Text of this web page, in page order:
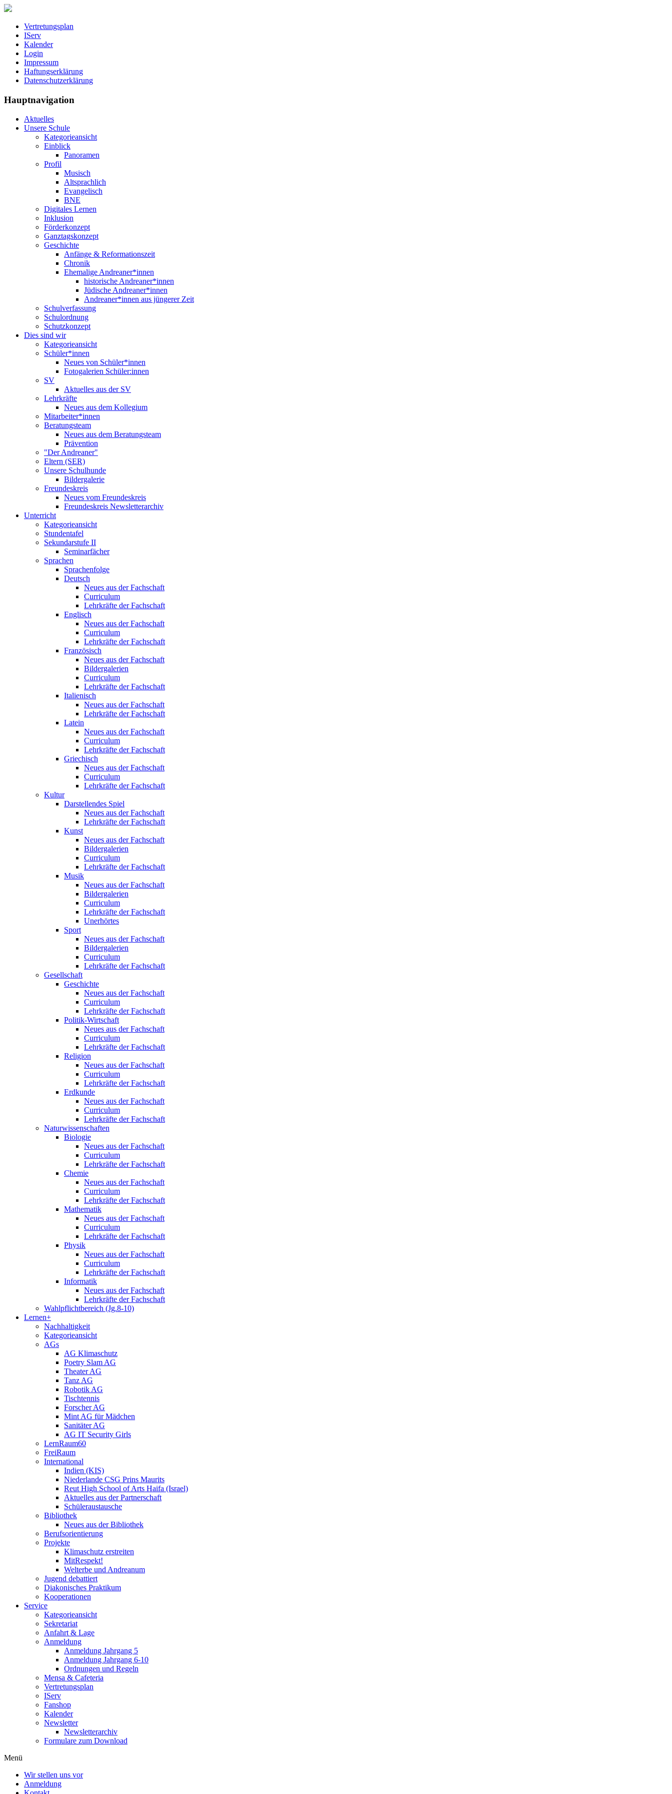
Vertretungsplan
IServ
Kalender
Login
Impressum
Haftungserklärung
Datenschutzerklärung
Hauptnavigation
Aktuelles
Unsere Schule
Kategorieansicht
Einblick
Panoramen
Profil
Musisch
Altsprachlich
Evangelisch
BNE
Digitales Lernen
Inklusion
Förderkonzept
Ganztagskonzept
Geschichte
Anfänge & Reformationszeit
Chronik
Ehemalige Andreaner*innen
historische Andreaner*innen
Jüdische Andreaner*innen
Andreaner*innen aus jüngerer Zeit
Schulverfassung
Schulordnung
Schutzkonzept
Dies sind wir
Kategorieansicht
Schüler*innen
Neues von Schüler*innen
Fotogalerien Schüler:innen
SV
Aktuelles aus der SV
Lehrkräfte
Neues aus dem Kollegium
Mitarbeiter*innen
Beratungsteam
Neues aus dem Beratungsteam
Prävention
"Der Andreaner"
Eltern (SER)
Unsere Schulhunde
Bildergalerie
Freundeskreis
Neues vom Freundeskreis
Freundeskreis Newsletterarchiv
Unterricht
Kategorieansicht
Stundentafel
Sekundarstufe II
Seminarfächer
Sprachen
Sprachenfolge
Deutsch
Neues aus der Fachschaft
Curriculum
Lehrkräfte der Fachschaft
Englisch
Neues aus der Fachschaft
Curriculum
Lehrkräfte der Fachschaft
Französisch
Neues aus der Fachschaft
Bildergalerien
Curriculum
Lehrkräfte der Fachschaft
Italienisch
Neues aus der Fachschaft
Lehrkräfte der Fachschaft
Latein
Neues aus der Fachschaft
Curriculum
Lehrkräfte der Fachschaft
Griechisch
Neues aus der Fachschaft
Curriculum
Lehrkräfte der Fachschaft
Kultur
Darstellendes Spiel
Neues aus der Fachschaft
Lehrkräfte der Fachschaft
Kunst
Neues aus der Fachschaft
Bildergalerien
Curriculum
Lehrkräfte der Fachschaft
Musik
Neues aus der Fachschaft
Bildergalerien
Curriculum
Lehrkräfte der Fachschaft
Unerhörtes
Sport
Neues aus der Fachschaft
Bildergalerien
Curriculum
Lehrkräfte der Fachschaft
Gesellschaft
Geschichte
Neues aus der Fachschaft
Curriculum
Lehrkräfte der Fachschaft
Politik-Wirtschaft
Neues aus der Fachschaft
Curriculum
Lehrkräfte der Fachschaft
Religion
Neues aus der Fachschaft
Curriculum
Lehrkräfte der Fachschaft
Erdkunde
Neues aus der Fachschaft
Curriculum
Lehrkräfte der Fachschaft
Naturwissenschaften
Biologie
Neues aus der Fachschaft
Curriculum
Lehrkräfte der Fachschaft
Chemie
Neues aus der Fachschaft
Curriculum
Lehrkräfte der Fachschaft
Mathematik
Neues aus der Fachschaft
Curriculum
Lehrkräfte der Fachschaft
Physik
Neues aus der Fachschaft
Curriculum
Lehrkräfte der Fachschaft
Informatik
Neues aus der Fachschaft
Lehrkräfte der Fachschaft
Wahlpflichtbereich (Jg.8-10)
Lernen+
Nachhaltigkeit
Kategorieansicht
AGs
AG Klimaschutz
Poetry Slam AG
Theater AG
Tanz AG
Robotik AG
Tischtennis
Forscher AG
Mint AG für Mädchen
Sanitäter AG
AG IT Security Girls
LernRaum60
FreiRaum
International
Indien (KIS)
Niederlande CSG Prins Maurits
Reut High School of Arts Haifa (Israel)
Aktuelles aus der Partnerschaft
Schüleraustausche
Bibliothek
Neues aus der Bibliothek
Berufsorientierung
Projekte
Klimaschutz erstreiten
MitRespekt!
Welterbe und Andreanum
Jugend debattiert
Diakonisches Praktikum
Kooperationen
Service
Kategorieansicht
Sekretariat
Anfahrt & Lage
Anmeldung
Anmeldung Jahrgang 5
Anmeldung Jahrgang 6-10
Ordnungen und Regeln
Mensa & Cafeteria
Vertretungsplan
IServ
Fanshop
Kalender
Newsletter
Newsletterarchiv
Formulare zum Download
Menü
Wir stellen uns vor
Anmeldung